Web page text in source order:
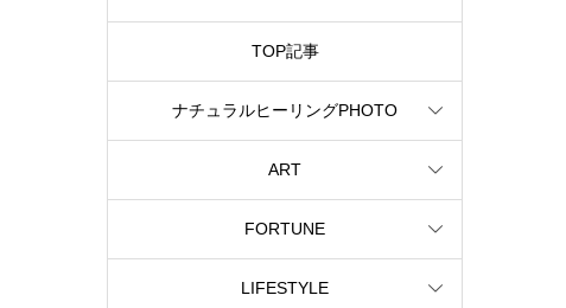
TOP記事
ナチュラルヒーリングPHOTO
ART
FORTUNE
LIFESTYLE